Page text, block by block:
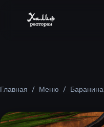
Главная / Меню / Баранина